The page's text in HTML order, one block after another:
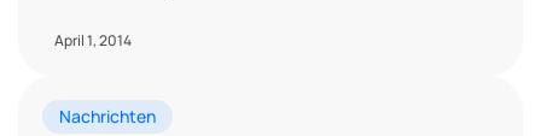
April 1, 2014
Nachrichten